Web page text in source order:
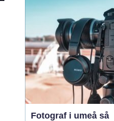
galleristernas värld.
hör till den
kretsen. Han är en av de
konstnä...
Fotograf i umeå så